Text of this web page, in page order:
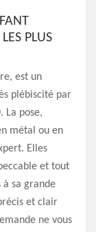
PLUS
est un
plébiscité par
La pose,
métal ou en
Elles
et tout
à sa grande
et clair
ne vous